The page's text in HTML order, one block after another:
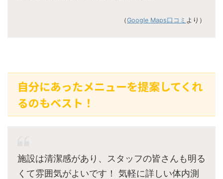
（Google Maps口コミ より）
自分にあったメニューを提案してくれ
るのもベスト！
施設は清潔感があり、スタッフの皆さんも明る
くて雰囲気がよいです！ 気軽に詳しい体内測